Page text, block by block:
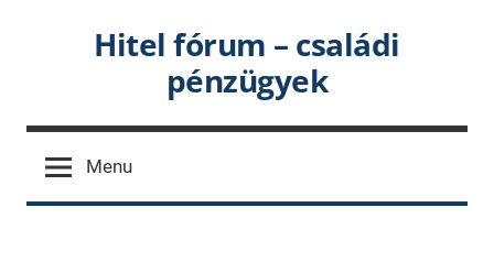
Hitel fórum – családi
pénzügyek
Menu